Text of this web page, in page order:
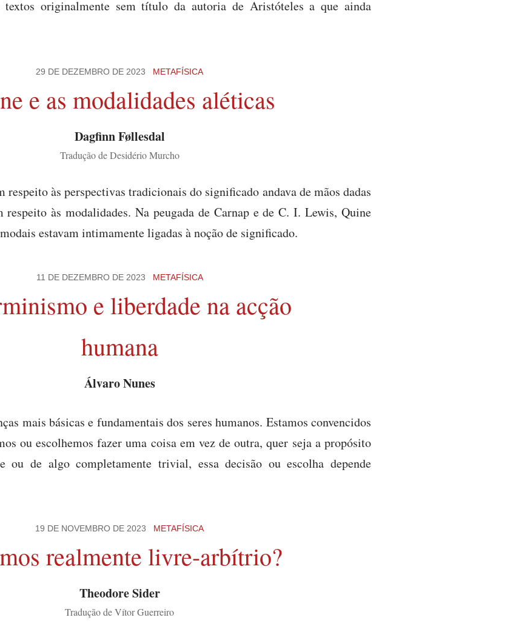
originalmente sem título da autoria de Aristóteles a que ainda
29 DE DEZEMBRO DE 2023 METAFÍSICA
e as modalidades aléticas
Dagfinn Føllesdal
Tradução de Desidério Murcho
às perspectivas tradicionais do significado andava de mãos dadas
às modalidades. Na peugada de Carnap e de C. I. Lewis, Quine
estavam intimamente ligadas à noção de significado.
11 DE DEZEMBRO DE 2023 METAFÍSICA
e liberdade na acção
humana
Álvaro Nunes
mais básicas e fundamentais dos seres humanos. Estamos convencidos
ou escolhemos fazer uma coisa em vez de outra, quer seja a propósito
ou de algo completamente trivial, essa decisão ou escolha depende
19 DE NOVEMBRO DE 2023 METAFÍSICA
realmente livre-arbítrio?
Theodore Sider
Tradução de Vítor Guerreiro